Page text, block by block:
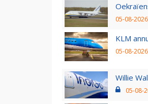
05-08-
KLM
05-08-
Willie
05-08-